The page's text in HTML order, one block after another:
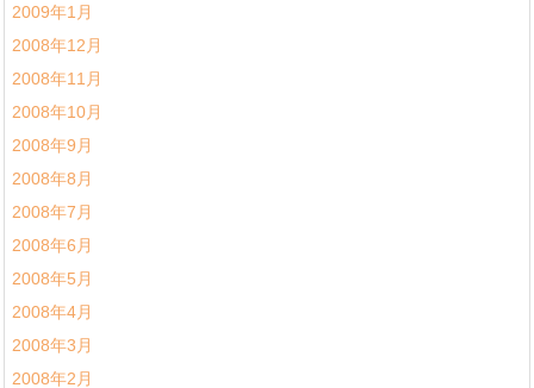
2009年1月
2008年12月
2008年11月
2008年10月
2008年9月
2008年8月
2008年7月
2008年6月
2008年5月
2008年4月
2008年3月
2008年2月